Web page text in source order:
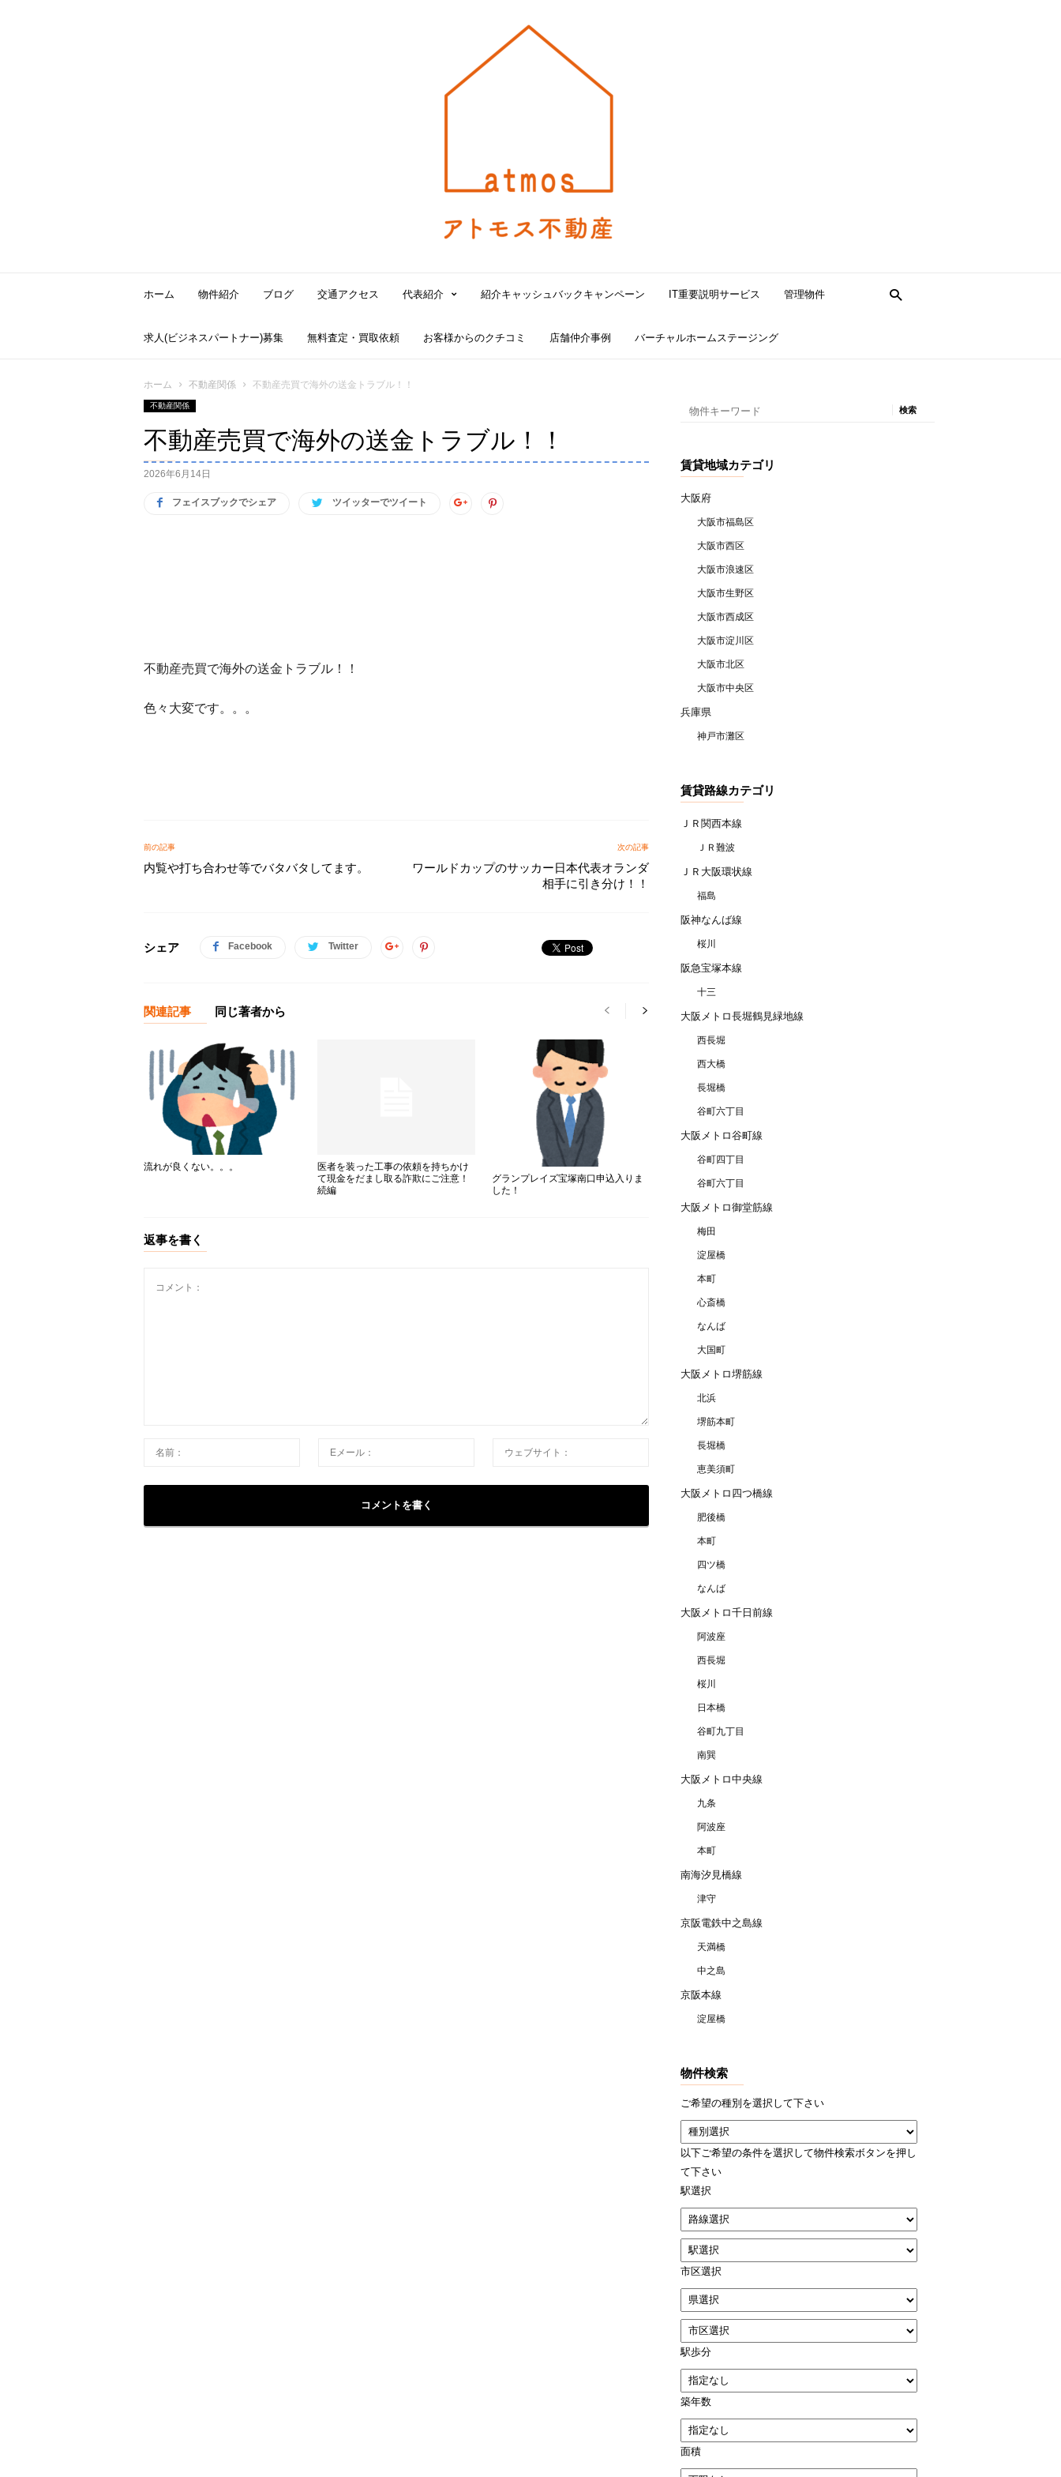
買
の
ホーム 物件紹介 ブログ 交通アクセス 代表紹介 紹介キャッシュバックキャンペーン IT重要説明サービス 管理物件
求人(ビジネスパートナー)募集 無料査定・買取依頼 お客様からのクチコミ 店舗仲介事例 バーチャルホームステージング
ホーム 不動産関係 不動産売買で海外の送金トラブル！！
不動産関係
不動産売買で海外の送金トラブル！！
2026年6月14日
フェイスブックでシェア ツイッターでツイート
不動産売買で海外の送金トラブル！！
色々大変です。。。
前の記事
内覧や打ち合わせ等でバタバタしてます。
次の記事
ワールドカップのサッカー日本代表オランダ
相手に引き分け！！
シェア Facebook Twitter
関連記事 同じ著者から
流れが良くない。。。
医者を装った工事の依頼を持ちかけ
て現金をだまし取る詐欺にご注意！
続編
グランプレイズ宝塚南口申込入りま
した！
返事を書く
検
賃貸地域カテゴリ
大阪府
大阪市福島区
大阪市西区
大阪市浪速区
大阪市生野区
大阪市西成区
大阪市淀川区
大阪市北区
大阪市中央区
兵庫県
神戸市灘区
賃貸路線カテゴリ
ＪＲ関西本線
ＪＲ難波
ＪＲ大阪環状線
福島
阪神なんば線
桜川
阪急宝塚本線
十三
大阪メトロ長堀鶴見緑地線
西長堀
西大橋
長堀橋
谷町六丁目
大阪メトロ谷町線
谷町四丁目
谷町六丁目
大阪メトロ御堂筋線
梅田
淀屋橋
本町
心斎橋
なんば
大国町
大阪メトロ堺筋線
北浜
堺筋本町
長堀橋
恵美須町
大阪メトロ四つ橋線
肥後橋
本町
四ツ橋
なんば
大阪メトロ千日前線
阿波座
西長堀
桜川
日本橋
谷町九丁目
南巽
大阪メトロ中央線
九条
阿波座
本町
南海汐見橋線
津守
京阪電鉄中之島線
天満橋
中之島
京阪本線
淀屋橋
物件検索
ご希望の種別を選択して下さい
以下ご希望の条件を選択して物件検索ボタンを押し
て下さい
駅選択
市区選択
駅歩分
築年数
面積